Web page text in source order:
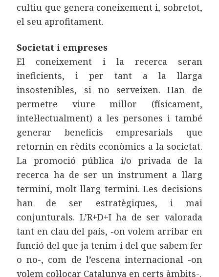
cultiu que genera coneixement i, sobretot,
el seu aprofitament.
Societat i empreses
El coneixement i la recerca seran
ineficients, i per tant a la llarga
insostenibles, si no serveixen. Han de
permetre viure millor (físicament,
intel·lectualment) a les persones i també
generar beneficis empresarials que
retornin en rèdits econòmics a la societat.
La promoció pública i/o privada de la
recerca ha de ser un instrument a llarg
termini, molt llarg termini. Les decisions
han de ser estratègiques, i mai
conjunturals. L’R+D+I ha de ser valorada
tant en clau del país, -on volem arribar en
funció del que ja tenim i del que sabem fer
o no-, com de l’escena internacional -on
volem col·locar Catalunya en certs àmbits-.